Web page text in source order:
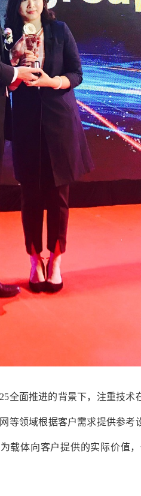
全面推进的背景下，注重技术
等领域根据客户需求提供参考
载体向客户提供的实际价值